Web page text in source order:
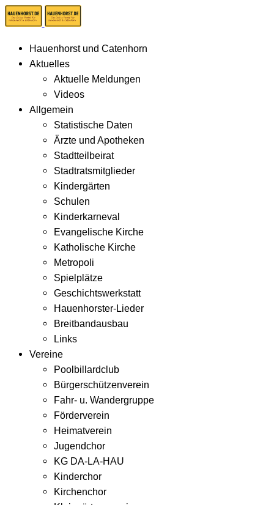
Hauenhorst und Catenhorn
Aktuelles
Aktuelle Meldungen
Videos
Allgemein
Statistische Daten
Ärzte und Apotheken
Stadtteilbeirat
Stadtratsmitglieder
Kindergärten
Schulen
Kinderkarneval
Evangelische Kirche
Katholische Kirche
Metropoli
Spielplätze
Geschichtswerkstatt
Hauenhorster-Lieder
Breitbandausbau
Links
Vereine
Poolbillardclub
Bürgerschützenverein
Fahr- u. Wandergruppe
Förderverein
Heimatverein
Jugendchor
KG DA-LA-HAU
Kinderchor
Kirchenchor